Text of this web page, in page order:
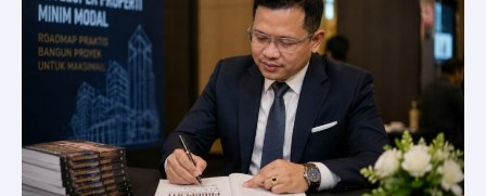
Bersemi,
dan
Kenapa
Berorganisasi”